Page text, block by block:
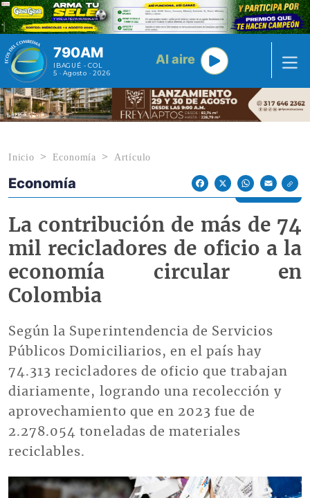
Pasar al contenido principal
790AM
IBAGUÉ - COL
5 · Agosto · 2026
Al aire
Inicio Economía Artículo
Econoticias y Eventos
Economía
FacebookX WhatsAppEmail
La contribución de más de 74
mil recicladores de oficio a la
economía circular en
Colombia
Según la Superintendencia de Servicios
Públicos Domiciliarios, en el país hay
74.313 recicladores de oficio que trabajan
diariamente, logrando una recolección y
aprovechamiento que en 2023 fue de
2.278.054 toneladas de materiales
reciclables.
Imagen